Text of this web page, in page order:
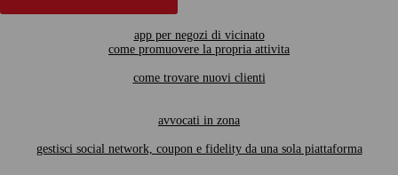
app per negozi di vicinato
come promuovere la propria attivita
come trovare nuovi clienti
avvocati in zona
gestisci social network, coupon e fidelity da una sola piattaforma